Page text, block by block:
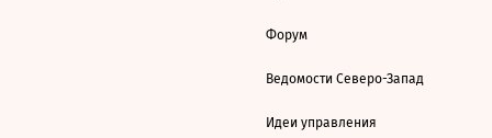
Форум
Ведомости Северо-Запад
Идеи управления